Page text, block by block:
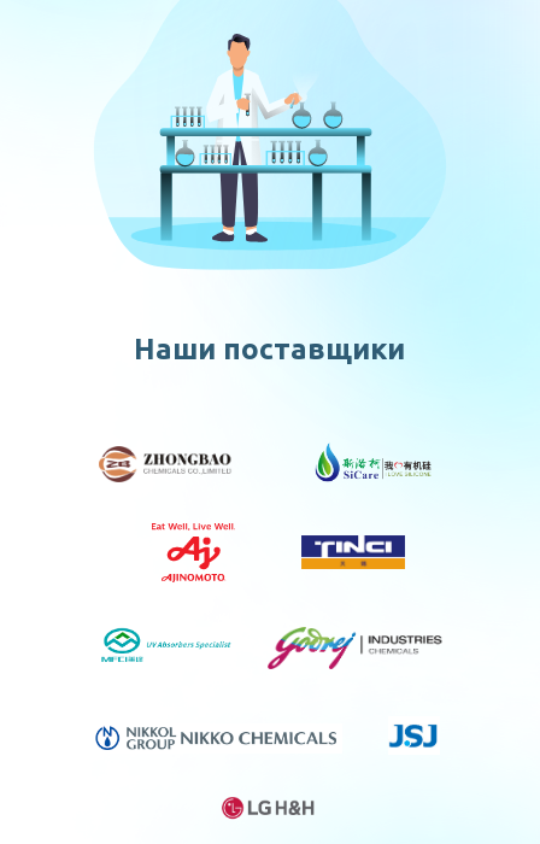
Наши поставщики